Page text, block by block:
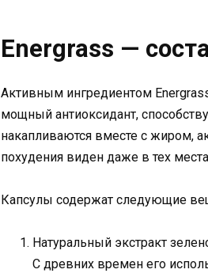
Energrass —
Активным ингредиентом
мощный антиоксидант,
накапливаются вместе с жиром,
похудения виден даже в тех
Капсулы содержат следующие
Натуральный экстракт
С древних времен его